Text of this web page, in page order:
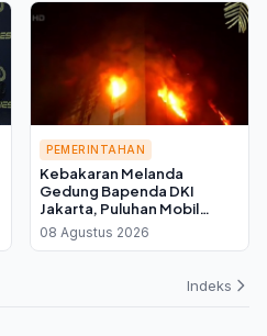
PEMERINTAHAN
Kebakaran Melanda
Gedung Bapenda DKI
Jakarta, Puluhan Mobil
Damkar Dikerahkan ke
Lokasi
08 Agustus 2026
Indeks